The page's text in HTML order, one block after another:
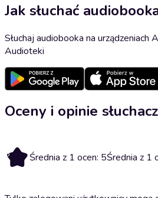
Jak słuchać
Słuchaj audiobooka na urządzeniach
Audioteki
Oceny i opinie
5 Średnia z 1 ocen: 5Średnia z 1